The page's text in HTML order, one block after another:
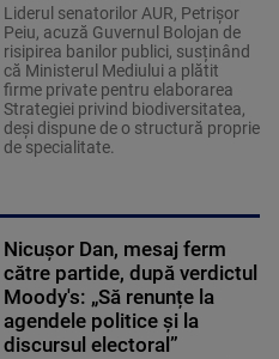
Liderul senatorilor AUR, Petrișor
Peiu, acuză Guvernul Bolojan de
risipirea banilor publici, susținând
că Ministerul Mediului a plătit
firme private pentru elaborarea
Strategiei privind biodiversitatea,
deși dispune de o structură proprie
de specialitate.
Nicușor Dan, mesaj ferm
către partide, după verdictul
Moody's: „Să renunțe la
agendele politice şi la
discursul electoral”